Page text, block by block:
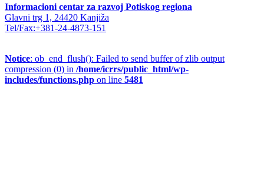
Informacioni centar za razvoj Potiskog regiona
Glavni trg 1, 24420 Kanjiža
Tel/Fax:+381-24-4873-151
Notice: ob_end_flush(): Failed to send buffer of zlib output
compression (0) in /home/icrrs/public_html/wp-
includes/functions.php on line 5481